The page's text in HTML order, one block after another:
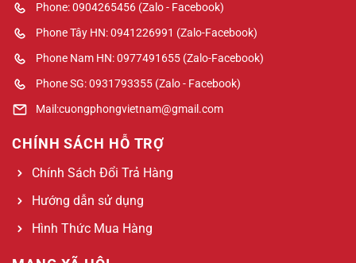
Phone: 0904265456 (Zalo - Facebook)
Phone Tây HN: 0941226991 (Zalo-Facebook)
Phone Nam HN: 0977491655 (Zalo-Facebook)
Phone SG: 0931793355 (Zalo - Facebook)
Mail:cuongphongvietnam@gmail.com
CHÍNH SÁCH HỖ TRỢ
Chính Sách Đổi Trả Hàng
Hướng dẫn sử dụng
Hình Thức Mua Hàng